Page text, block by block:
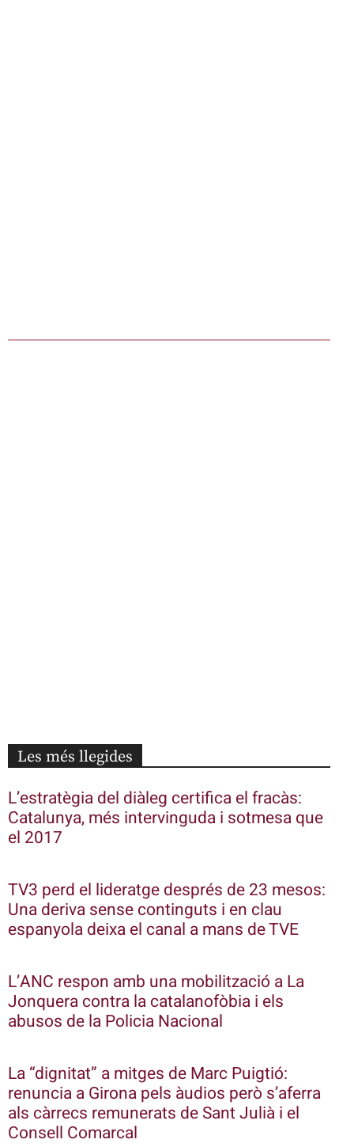
Les més llegides
L’estratègia del diàleg certifica el fracàs:
Catalunya, més intervinguda i sotmesa que
el 2017
TV3 perd el lideratge després de 23 mesos:
Una deriva sense continguts i en clau
espanyola deixa el canal a mans de TVE
L’ANC respon amb una mobilització a La
Jonquera contra la catalanofòbia i els
abusos de la Policia Nacional
La “dignitat” a mitges de Marc Puigtió:
renuncia a Girona pels àudios però s’aferra
als càrrecs remunerats de Sant Julià i el
Consell Comarcal